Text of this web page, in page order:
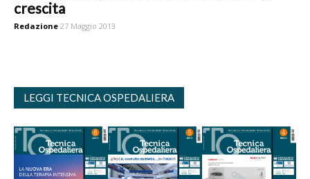
crescita
Redazione 27 Maggio 2013
LEGGI TECNICA OSPEDALIERA